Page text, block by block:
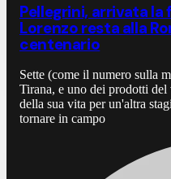
Pellegrini, arrivata
Lorenzo resta alla
centenario
Sette (come il numero sulla
Tirana, e uno dei prodotti
della sua vita per un'altra
tornare in campo